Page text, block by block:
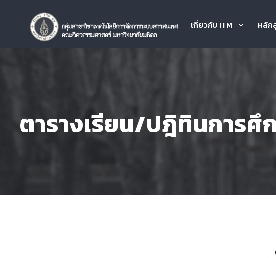
เกี่ยวกับ ITM หลัก
ตารางเรียน/ปฎิทินการศึ